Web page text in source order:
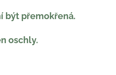
být přemokřená.
oschly.